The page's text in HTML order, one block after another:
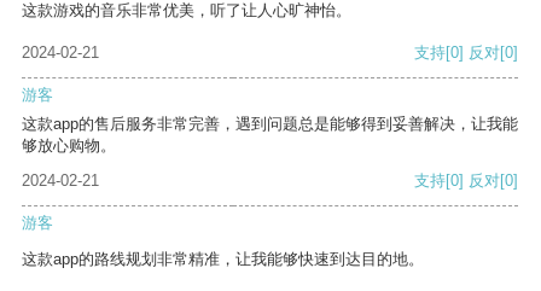
这款游戏的音乐非常优美，听了让人心旷神怡。
2024-02-21 支持[0] 反对[0]
游客
这款app的售后服务非常完善，遇到问题总是能够得到妥善解决，让我能
够放心购物。
2024-02-21
支持[0] 反对[0]
游客
这款app的路线规划非常精准，让我能够快速到达目的地。